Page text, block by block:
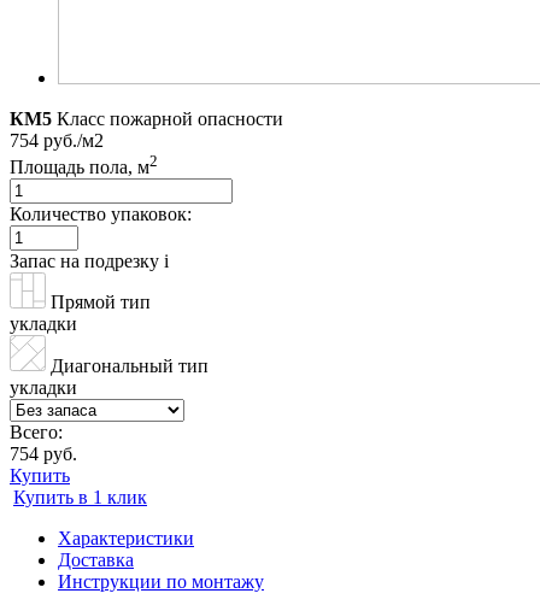
КМ5 Класс пожарной опасности
754 руб./м2
Площадь пола, м2
Количество упаковок:
Запас на подрезку i
Прямой тип
укладки
Диагональный тип
укладки
Всего:
754 руб.
Купить
Купить в 1 клик
Характеристики
Доставка
Инструкции по монтажу